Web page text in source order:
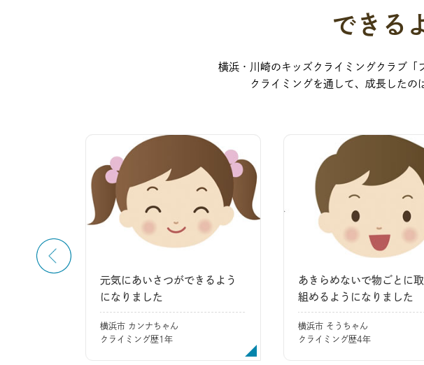
できる
横浜・川崎のキッズクライミングクラブ
クライミングを通して、成長したの
元気にあいさつができるよう
になりました
横浜市 カンナちゃん
クライミング歴1年
あきらめないで物ごとに取
組めるようになりました
横浜市 そうちゃん
クライミング歴4年